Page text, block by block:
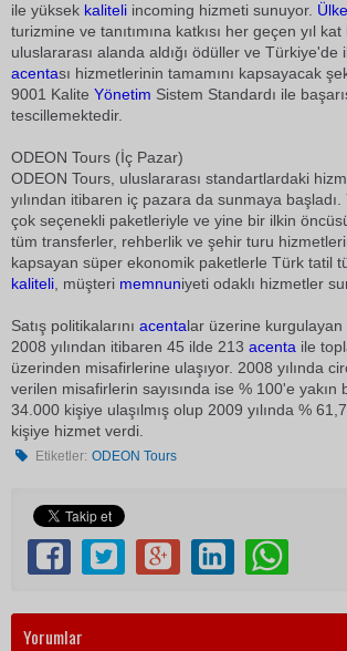
ile yüksek kaliteli incoming hizmeti sunuyor. Ülke
turizmine ve tanıtımına katkısı her geçen yıl
uluslararası alanda aldığı ödüller ve Türkiye'de
acentası hizmetlerinin tamamını kapsayacak
9001 Kalite Yönetim Sistem Standardı ile
tescillemektedir.
ODEON Tours (İç Pazar)
ODEON Tours, uluslararası standartlardaki
yılından itibaren iç pazara da sunmaya başladı.
çok seçenekli paketleriyle ve yine bir ilkin
tüm transferler, rehberlik ve şehir turu
kapsayan süper ekonomik paketlerle Türk tatil
kaliteli , müşteri memnuniyeti odaklı hizmetler
Satış politikalarını acentalar üzerine kurgulayan
2008 yılından itibaren 45 ilde 213 acenta ile
üzerinden misafirlerine ulaşıyor. 2008 yılında
verilen misafirlerin sayısında ise % 100'e
34.000 kişiye ulaşılmış olup 2009 yılında %
kişiye hizmet verdi.
Etiketler: ODEON Tours
Yorumlar